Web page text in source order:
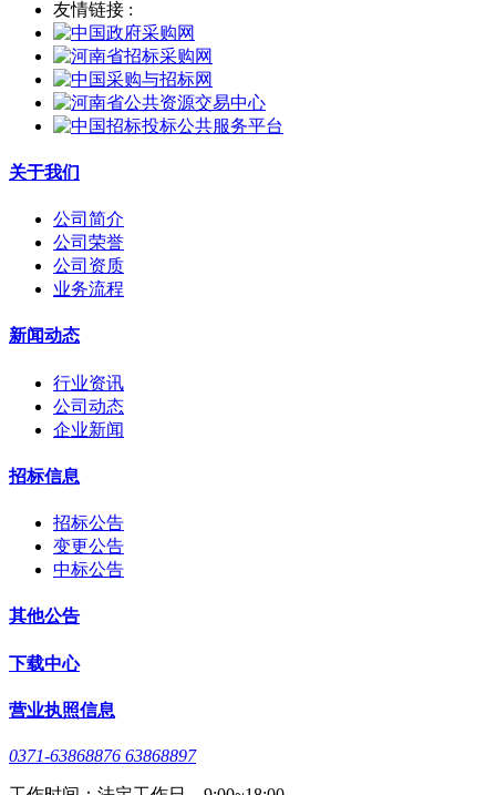
友情链接 :
关于我们
公司简介
公司荣誉
公司资质
业务流程
新闻动态
行业资讯
公司动态
企业新闻
招标信息
招标公告
变更公告
中标公告
其他公告
下载中心
营业执照信息
0371-63868876 63868897